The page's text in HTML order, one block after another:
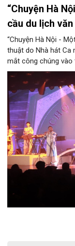
“Chuyện Hà
cầu du lịch
“Chuyện Hà Nội -
thuật do Nhà hát Ca
mắt công chúng vào
Long (số 31 - 33